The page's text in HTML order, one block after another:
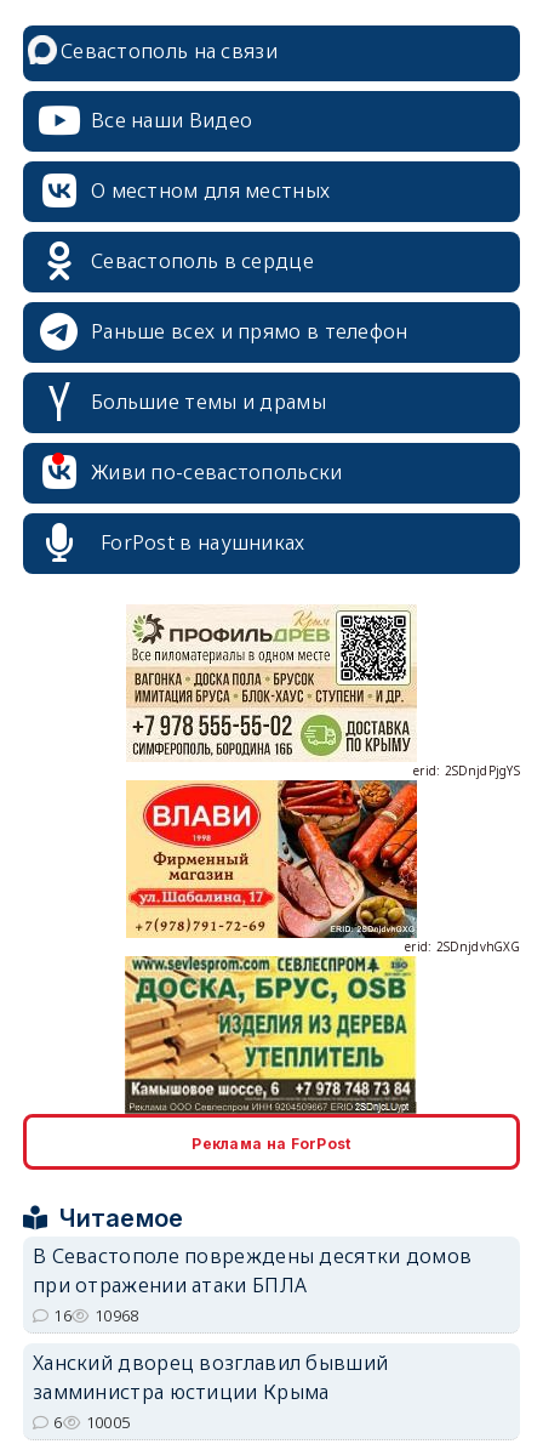
Севастополь на связи
Все наши Видео
О местном для местных
Севастополь в сердце
Раньше всех и прямо в телефон
Большие темы и драмы
Живи по-севастопольски
ForPost в наушниках
erid: 2SDnjdvhGXG
Реклама на ForPost
Читаемое
В Севастополе повреждены десятки домов
при отражении атаки БПЛА
16 10968
Ханский дворец возглавил бывший
замминистра юстиции Крыма
6 10005